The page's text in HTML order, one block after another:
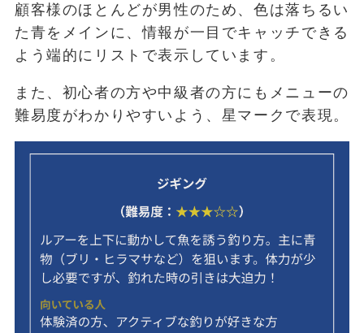
顧客様のほとんどが男性のため、色は落ちるい
た青をメインに、情報が一目でキャッチできる
よう端的にリストで表示しています。
また、初心者の方や中級者の方にもメニューの
難易度がわかりやすいよう、星マークで表現。